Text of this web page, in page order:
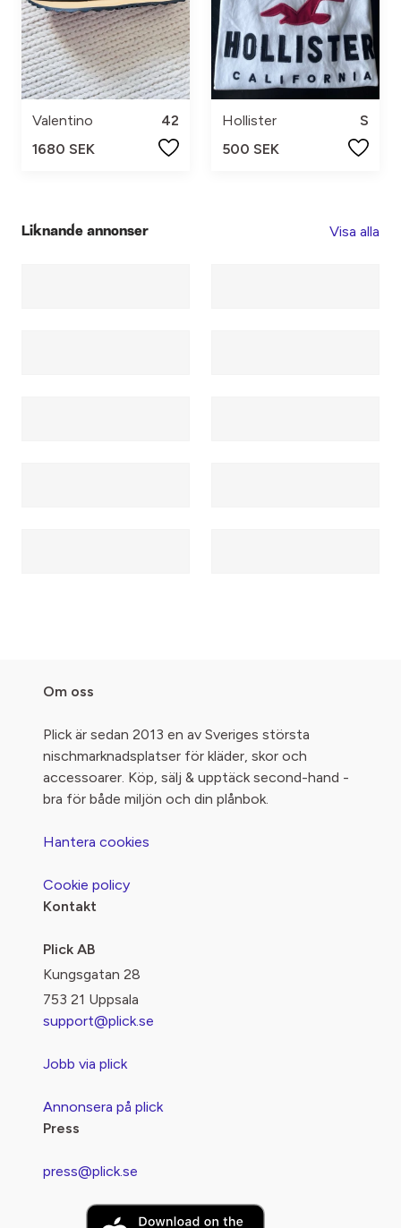
Valentino
42
1680 SEK
Hollister
S
500 SEK
Liknande annonser Visa alla
Om oss
Plick är sedan 2013 en av Sveriges största
nischmarknadsplatser för kläder, skor och
accessoarer. Köp, sälj & upptäck second-hand -
bra för både miljön och din plånbok.
Hantera cookies
Cookie policy
Kontakt
Plick AB
Kungsgatan 28
753 21 Uppsala
support@plick.se
Jobb via plick
Annonsera på plick
Press
press@plick.se